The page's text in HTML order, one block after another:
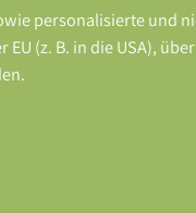
personalisierte und
(z. B. in die USA),